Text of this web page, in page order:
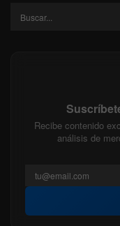
Recibe contenido
análisis de